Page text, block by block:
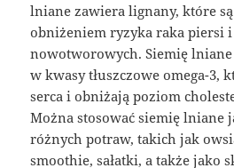
lniane zawiera lignany, które
obniżeniem ryzyka raka piersi
nowotworowych. Siemię
w kwasy tłuszczowe omega-3,
serca i obniżają poziom
Można stosować siemię lniane
różnych potraw, takich jak
smoothie, sałatki, a także jako